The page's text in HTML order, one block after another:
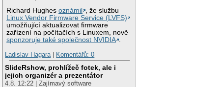
Richard Hughesoznámil
, že službu
Linux Vendor Firmware Service (LVFS)
umožňující aktualizovat firmware
zařízení na počítačích s Linuxem, nově
sponzoruje také společnost NVIDIA .
Ladislav Hagara| Komentářů: 0
SlideRshow, prohlížeč fotek, ale i
jejich organizér a prezentátor
4.8. 12:22 | Zajímavý software